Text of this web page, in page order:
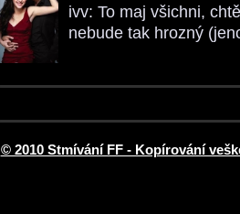
ivv: To maj všichni,
nebude tak hrozný
© 2010 Stmívání FF - Kopírování